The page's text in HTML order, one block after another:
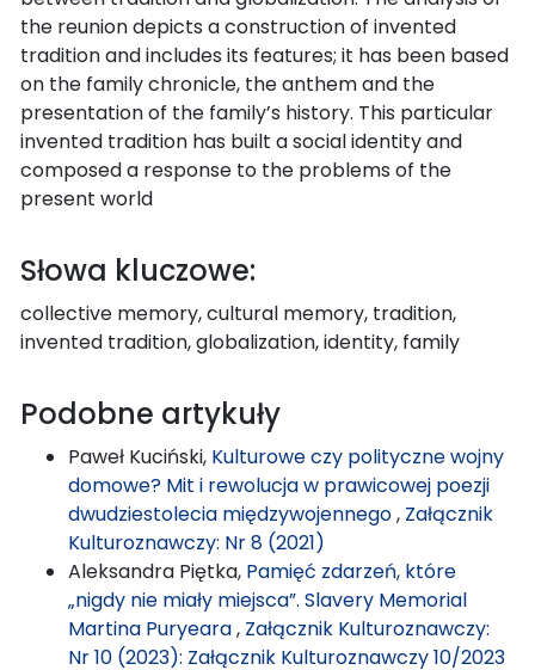
the reunion depicts a construction of invented
tradition and includes its features; it has been based
on the family chronicle, the anthem and the
presentation of the family’s history. This particular
invented tradition has built a social identity and
composed a response to the problems of the
present world
Słowa kluczowe:
collective memory, cultural memory, tradition,
invented tradition, globalization, identity, family
Podobne artykuły
Paweł Kuciński, Kulturowe czy polityczne wojny
domowe? Mit i rewolucja w prawicowej poezji
dwudziestolecia międzywojennego, Załącznik
Kulturoznawczy: Nr 8 (2021)
Aleksandra Piętka, Pamięć zdarzeń, które
„nigdy nie miały miejsca”. Slavery Memorial
Martina Puryeara, Załącznik Kulturoznawczy:
Nr 10 (2023): Załącznik Kulturoznawczy 10/2023